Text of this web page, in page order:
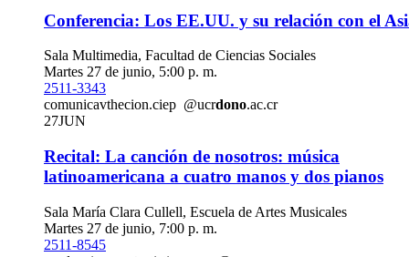
Conferencia: Los EE.UU. y su relación con el
Sala Multimedia, Facultad de Ciencias Sociales
Martes 27 de junio, 5:00 p. m.
2511-3343
comunicavthecion.ciep @ucrdono.ac.cr
27JUN
Recital: La canción de nosotros: música
latinoamericana a cuatro manos y dos pianos
Sala María Clara Cullell, Escuela de Artes Musicales
Martes 27 de junio, 7:00 p. m.
2511-8545